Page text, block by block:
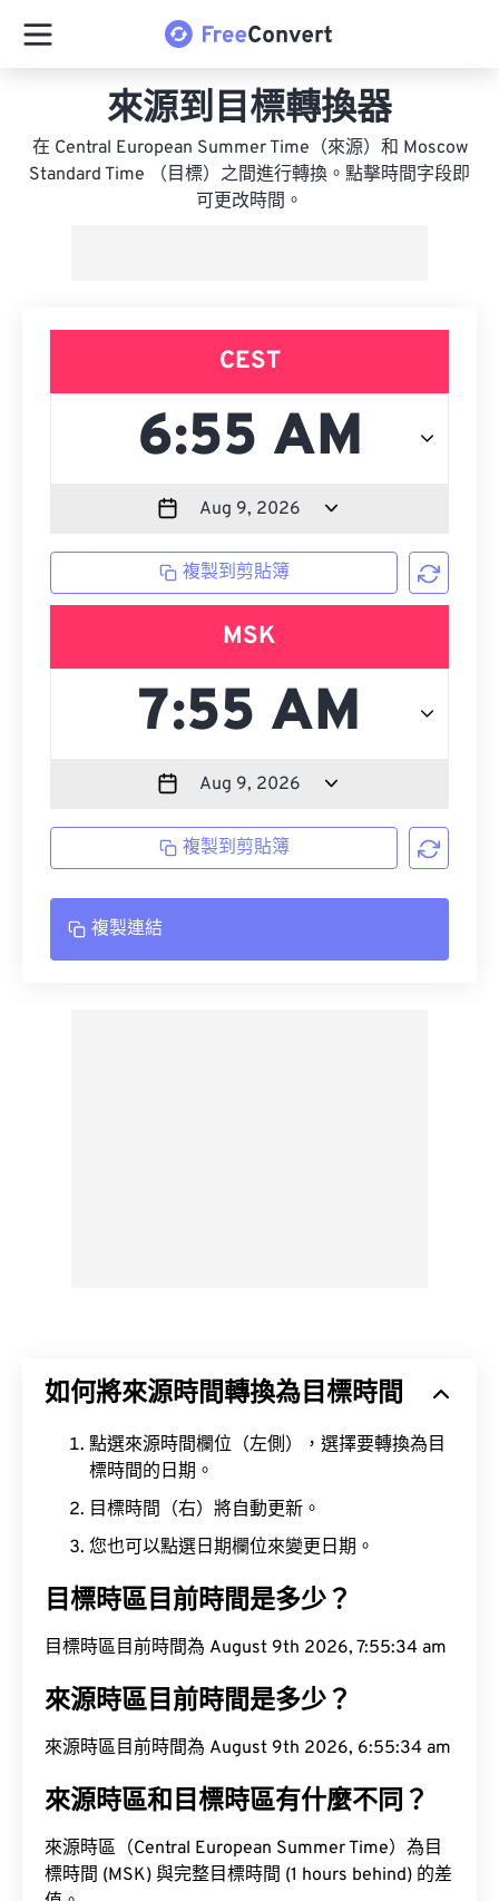
來源到目標轉換器
在 Central European Summer Time（來源）和 Moscow
Standard Time （目標）之間進行轉換。點擊時間字段即
可更改時間。
CEST
複製到剪貼簿
MSK
複製到剪貼簿
複製連結
如何將來源時間轉換為目標時間
點選來源時間欄位（左側），選擇要轉換為目
標時間的日期。
目標時間（右）將自動更新。
您也可以點選日期欄位來變更日期。
目標時區目前時間是多少？
目標時區目前時間為 August 9th 2026, 7:55:35 am
來源時區目前時間是多少？
來源時區目前時間為 August 9th 2026, 6:55:35 am
來源時區和目標時區有什麼不同？
來源時區（Central European Summer Time）為目
標時間 (MSK) 與完整目標時間 (1 hours behind) 的差